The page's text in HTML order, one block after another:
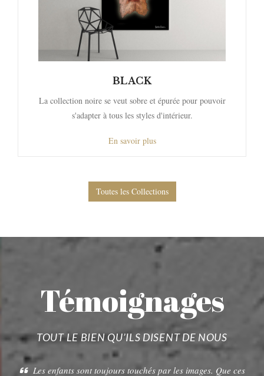
BLACK
La collection noire se veut sobre et épurée pour pouvoir
s'adapter à tous les styles d'intérieur.
En savoir plus
Toutes les Collections
Témoignages
TOUT LE BIEN QU’ILS DISENT DE NOUS
Les enfants sont toujours touchés par les images. Que ces